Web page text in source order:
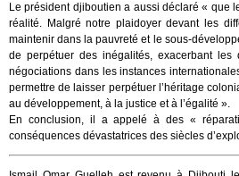
Le président djiboutien a aussi déclaré « que
réalité. Malgré notre plaidoyer devant les
maintenir dans la pauvreté et le sous-
de perpétuer des inégalités, exacerbant
négociations dans les instances
permettre de laisser perpétuer l’héritage
au développement, à la justice et à l’égalité ».
En conclusion, il a appelé à des «
conséquences dévastatrices des siècles